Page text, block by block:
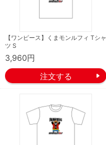
【ワンピース】くまモンルフィ Tシャ
ツ S
3,960円